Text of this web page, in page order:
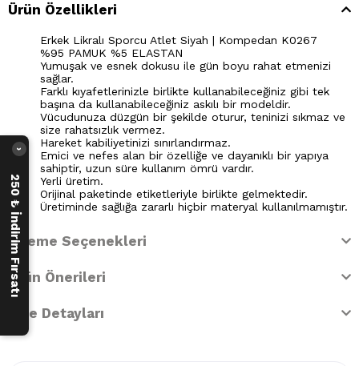
Ürün Özellikleri
Erkek Likralı Sporcu Atlet Siyah | Kompedan K0267
%95 PAMUK %5 ELASTAN
Yumuşak ve esnek dokusu ile gün boyu rahat etmenizi
sağlar.
Farklı kıyafetlerinizle birlikte kullanabileceğiniz gibi tek
başına da kullanabileceğiniz askılı bir modeldir.
Vücudunuza düzgün bir şekilde oturur, teninizi sıkmaz ve
size rahatsızlık vermez.
Hareket kabiliyetinizi sınırlandırmaz.
Emici ve nefes alan bir özelliğe ve dayanıklı bir yapıya
sahiptir, uzun süre kullanım ömrü vardır.
Yerli üretim.
Orijinal paketinde etiketleriyle birlikte gelmektedir.
Üretiminde sağlığa zararlı hiçbir materyal kullanılmamıştır.
Ödeme Seçenekleri
Ürün Önerileri
İade Detayları
250 ₺ İndirim Fırsatı
›